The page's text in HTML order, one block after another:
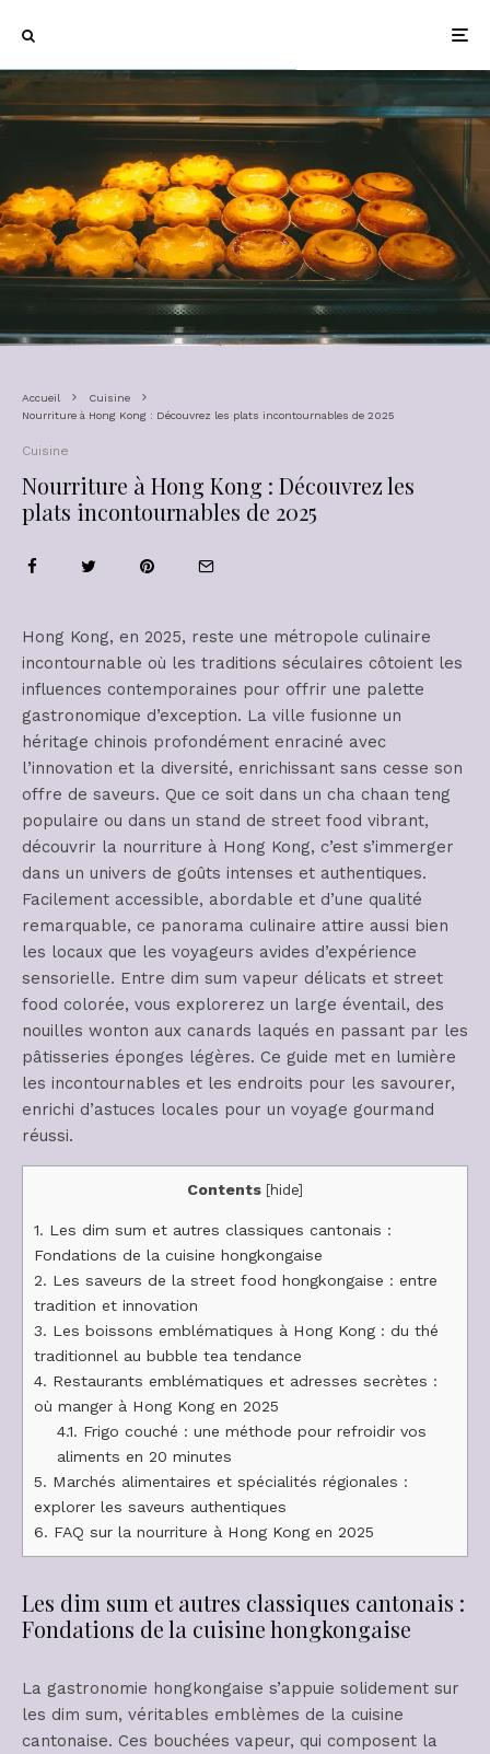
Accueil
Cuisine
Nourriture à Hong Kong : Découvrez les plats incontournables de 2025
Cuisine
Nourriture à Hong Kong : Découvrez les
plats incontournables de 2025
Hong Kong, en 2025, reste une métropole culinaire
incontournable où les traditions séculaires côtoient les
influences contemporaines pour offrir une palette
gastronomique d’exception. La ville fusionne un
héritage chinois profondément enraciné avec
l’innovation et la diversité, enrichissant sans cesse son
offre de saveurs. Que ce soit dans un cha chaan teng
populaire ou dans un stand de street food vibrant,
découvrir la nourriture à Hong Kong, c’est s’immerger
dans un univers de goûts intenses et authentiques.
Facilement accessible, abordable et d’une qualité
remarquable, ce panorama culinaire attire aussi bien
les locaux que les voyageurs avides d’expérience
sensorielle. Entre dim sum vapeur délicats et street
food colorée, vous explorerez un large éventail, des
nouilles wonton aux canards laqués en passant par les
pâtisseries éponges légères. Ce guide met en lumière
les incontournables et les endroits pour les savourer,
enrichi d’astuces locales pour un voyage gourmand
réussi.
Contents [hide]
1. Les dim sum et autres classiques cantonais :
Fondations de la cuisine hongkongaise
2. Les saveurs de la street food hongkongaise : entre
tradition et innovation
3. Les boissons emblématiques à Hong Kong : du thé
traditionnel au bubble tea tendance
4. Restaurants emblématiques et adresses secrètes :
où manger à Hong Kong en 2025
4.1. Frigo couché : une méthode pour refroidir vos
aliments en 20 minutes
5. Marchés alimentaires et spécialités régionales :
explorer les saveurs authentiques
6. FAQ sur la nourriture à Hong Kong en 2025
Les dim sum et autres classiques cantonais :
Fondations de la cuisine hongkongaise
La gastronomie hongkongaise s’appuie solidement sur
les dim sum, véritables emblèmes de la cuisine
cantonaise. Ces bouchées vapeur, qui composent la